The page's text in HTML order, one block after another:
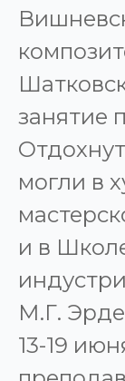
занятие
могли в
и в
М.Г.
13-19